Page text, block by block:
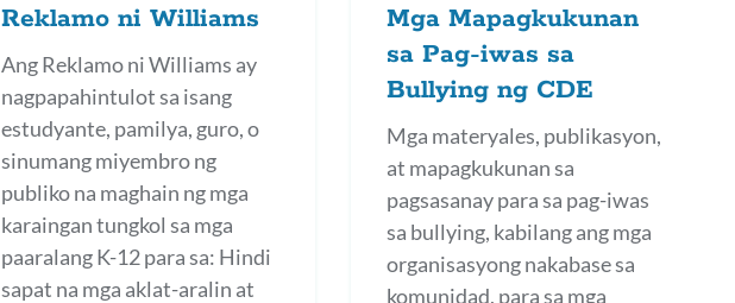
Reklamo ni Williams
Ang Reklamo ni Williams ay
nagpapahintulot sa isang
estudyante, pamilya, guro, o
sinumang miyembro ng
publiko na maghain ng mga
karaingan tungkol sa mga
paaralang K-12 para sa: Hindi
sapat na mga aklat-aralin at
Mga Mapagkukunan
sa Pag-iwas sa
Bullying ng CDE
Mga materyales, publikasyon,
at mapagkukunan sa
pagsasanay para sa pag-iwas
sa bullying, kabilang ang mga
organisasyong nakabase sa
komunidad, para sa mga